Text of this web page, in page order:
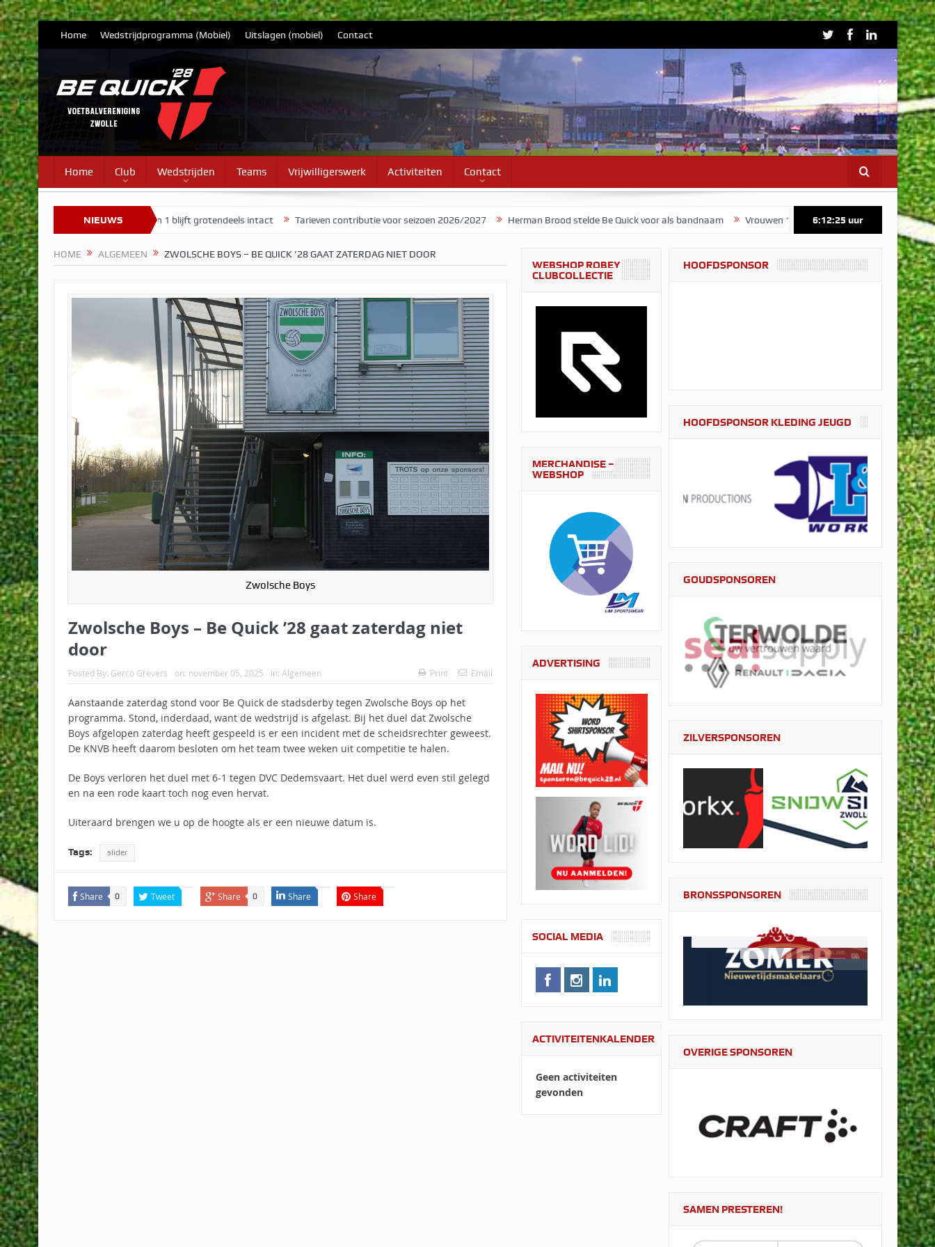
Home Wedstrijdprogramma (Mobiel) Uitslagen (mobiel) Contact
Home Club Wedstrijden Teams Vrijwilligerswerk Activiteiten Contact
NIEUWS
7 Selectie Vrouwen 1 blijft grotendeels intact Tarieven contributie voor seizoen 2026/2027 Herman Brood stelde Be Quick voor als bandnaam Vrouwen 1 start voorbereiding op maandag 3 augustus
6:12:26 uur
HOME ALGEMEEN ZWOLSCHE BOYS – BE QUICK ’28 GAAT ZATERDAG NIET DOOR
Zwolsche Boys
Zwolsche Boys – Be Quick ’28 gaat zaterdag niet
door
Posted By: Gerco Grevers on: november 05, 2025 In: Algemeen Print Email
Aanstaande zaterdag stond voor Be Quick de stadsderby tegen Zwolsche Boys op het
programma. Stond, inderdaad, want de wedstrijd is afgelast. Bij het duel dat Zwolsche
Boys afgelopen zaterdag heeft gespeeld is er een incident met de scheidsrechter geweest.
De KNVB heeft daarom besloten om het team twee weken uit competitie te halen.
De Boys verloren het duel met 6-1 tegen DVC Dedemsvaart. Het duel werd even stil gelegd
en na een rode kaart toch nog even hervat.
Uiteraard brengen we u op de hoogte als er een nieuwe datum is.
Tags: slider
Share 0 Tweet Share 0 Share Share
WEBSHOP ROBEY
CLUBCOLLECTIE
MERCHANDISE –
WEBSHOP
ADVERTISING
SOCIAL MEDIA
ACTIVITEITENKALENDER
Geen activiteiten
gevonden
HOOFDSPONSOR
HOOFDSPONSOR KLEDING JEUGD
GOUDSPONSOREN
ZILVERSPONSOREN
BRONSSPONSOREN
OVERIGE SPONSOREN
SAMEN PRESTEREN!